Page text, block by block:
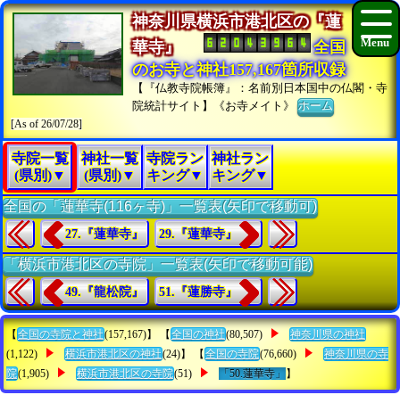
神奈川県横浜市港北区の『蓮
華寺』
全国
のお寺と神社157,167箇所収録
【『仏教寺院帳簿』：名前別日本国中の仏閣・寺
院統計サイト】《お寺メイト》ホーム
[As of 26/07/28]
寺院一覧
(県別)▼
神社一覧
(県別)▼
寺院ラン
キング▼
神社ラン
キング▼
全国の「蓮華寺(116ヶ寺)」一覧表(矢印で移動可)
27.『蓮華寺』 29.『蓮華寺』
「横浜市港北区の寺院」一覧表(矢印で移動可能)
49.『龍松院』 51.『蓮勝寺』
【 全国の寺院と神社(157,167)】 【 全国の神社(80,507)
神奈川県の神社
(1,122)
横浜市港北区の神社(24)】 【 全国の寺院(76,660)
神奈川県の寺
院(1,905) 横浜市港北区の寺院(51) 「50.蓮華寺」 】